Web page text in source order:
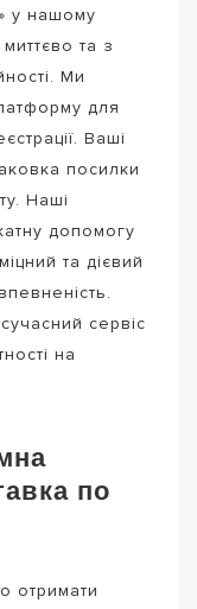
у нашому
та з
Ми
для
Ваші
посилки
Наші
допомогу
та дієвий
сервіс
на
по
отримати